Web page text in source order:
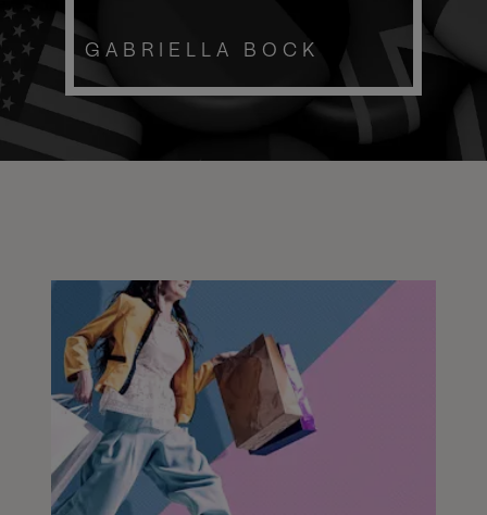
GABRIELLA BOCK